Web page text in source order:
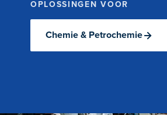
OPLOSSINGEN VOOR
Chemie & Petrochemie